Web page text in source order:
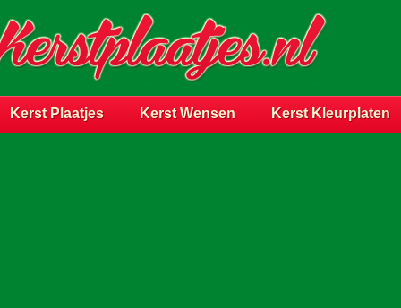
Kerst Plaatjes Kerst Wensen Kerst Kleurplaten